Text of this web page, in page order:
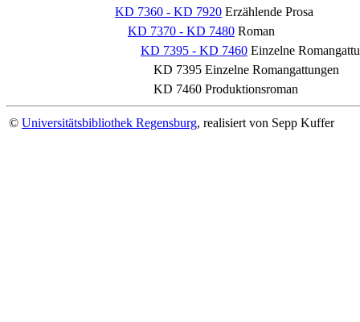
KD 7360 - KD 7920 Erzählende Prosa
KD 7370 - KD 7480 Roman
KD 7395 - KD 7460 Einzelne
KD 7395 Einzelne Romangattungen
KD 7460 Produktionsroman
© Universitätsbibliothek Regensburg, realisiert von Sepp Kuffer